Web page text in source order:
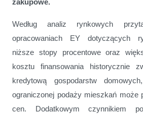
zakupowe.
Według analiz rynkowych
opracowaniach EY dotyczących
niższe stopy procentowe oraz
kosztu finansowania historycznie
kredytową gospodarstw
ograniczonej podaży mieszkań może
cen. Dodatkowym czynnikiem